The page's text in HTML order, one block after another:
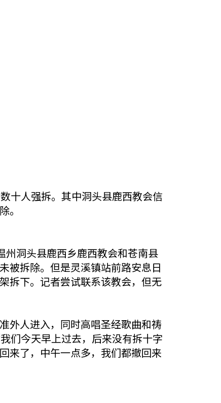
十人强拆。其中洞头县鹿西教会信
。
洞头县鹿西乡鹿西教会和苍南县
被拆除。但是灵溪镇站前路安息日
拆下。记者尝试联系该教会，但无
外人进入，同时高唱圣经歌曲和祷
们今天早上过去，后来没有拆十字
来了，中午一点多，我们都撤回来